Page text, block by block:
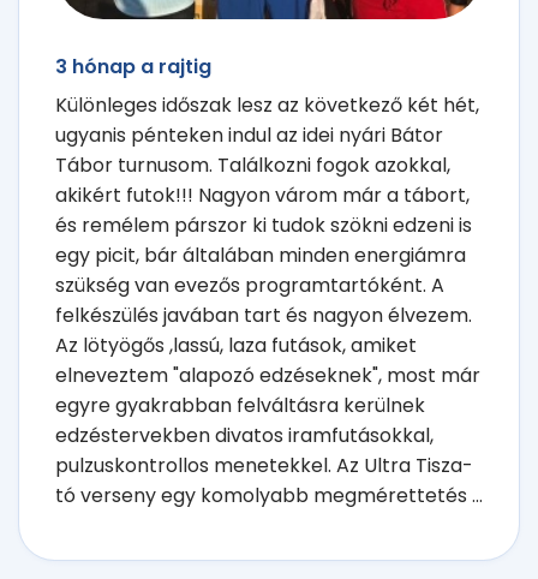
3 hónap a rajtig
Különleges időszak lesz az következő két hét,
ugyanis pénteken indul az idei nyári Bátor
Tábor turnusom. Találkozni fogok azokkal,
akikért futok!!! Nagyon várom már a tábort,
és remélem párszor ki tudok szökni edzeni is
egy picit, bár általában minden energiámra
szükség van evezős programtartóként. A
felkészülés javában tart és nagyon élvezem.
Az lötyögős ,lassú, laza futások, amiket
elneveztem "alapozó edzéseknek", most már
egyre gyakrabban felváltásra kerülnek
edzéstervekben divatos iramfutásokkal,
pulzuskontrollos menetekkel. Az Ultra Tisza-
tó verseny egy komolyabb megmérettetés ...